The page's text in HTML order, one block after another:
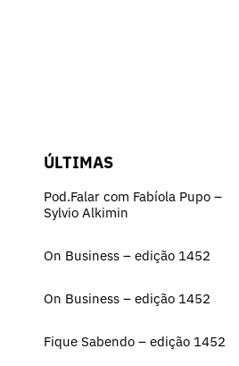
ÚLTIMAS
Pod.Falar com Fabíola Pupo –
Sylvio Alkimin
On Business – edição 1452
On Business – edição 1452
Fique Sabendo – edição 1452